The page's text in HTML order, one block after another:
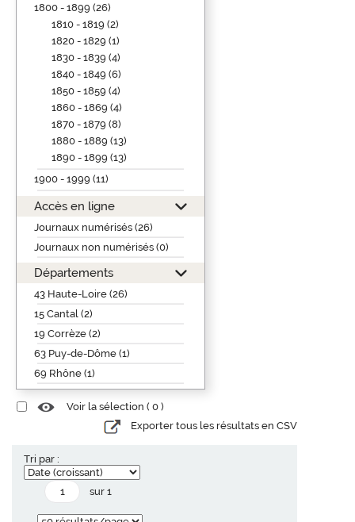
1800 - 1899 (26)
1810 - 1819 (2)
1820 - 1829 (1)
1830 - 1839 (4)
1840 - 1849 (6)
1850 - 1859 (4)
1860 - 1869 (4)
1870 - 1879 (8)
1880 - 1889 (13)
1890 - 1899 (13)
1900 - 1999 (11)
Accès en ligne
Journaux numérisés (26)
Journaux non numérisés (0)
Départements
43 Haute-Loire (26)
15 Cantal (2)
19 Corrèze (2)
63 Puy-de-Dôme (1)
69 Rhône (1)
Voir la sélection ( 0 )
Exporter tous les résultats en CSV
Tri par :
sur 1